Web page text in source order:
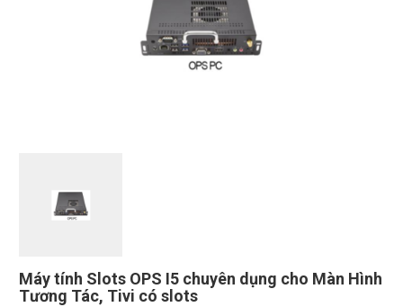
Máy tính Slots OPS I5 chuyên dụng cho Màn Hình
Tương Tác, Tivi có slots